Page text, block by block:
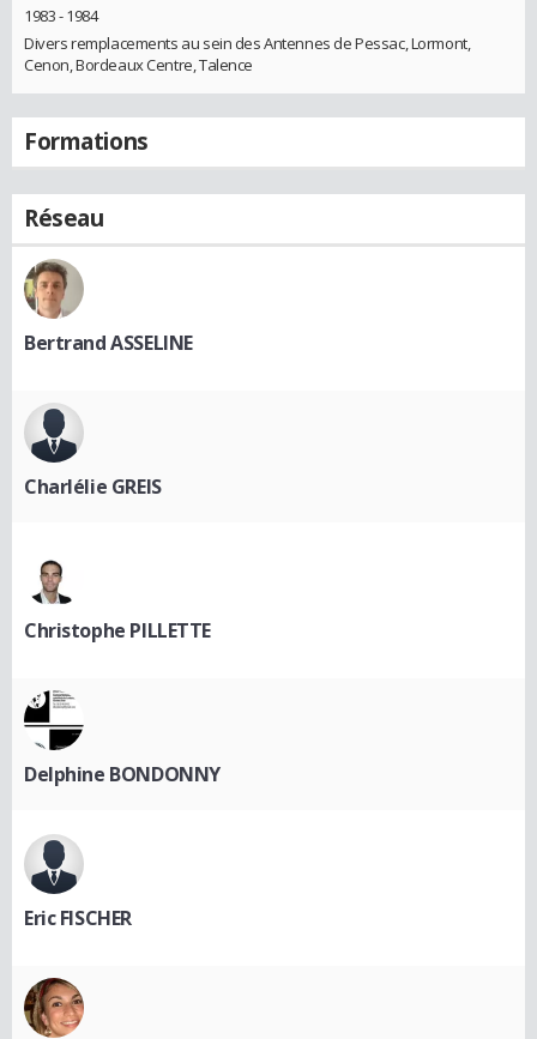
1983 - 1984
Divers remplacements au sein des Antennes de Pessac, Lormont,
Cenon, Bordeaux Centre, Talence
Formations
Réseau
Bertrand ASSELINE
Charlélie GREIS
Christophe PILLETTE
Delphine BONDONNY
Eric FISCHER